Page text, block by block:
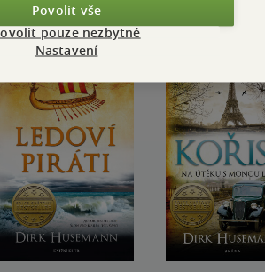
Povolit vše
pouze nezbytné
Nastavení